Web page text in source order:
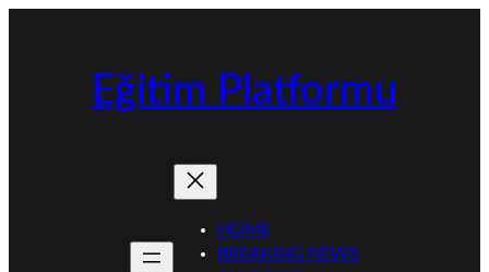
Eğitim Platformu
HOME
BREAKING NEWS